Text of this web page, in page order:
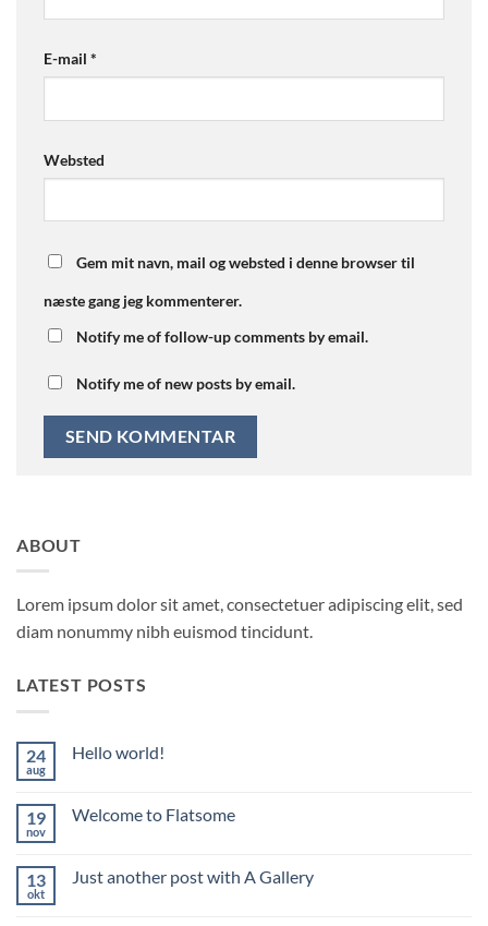
E-mail *
Websted
Gem mit navn, mail og websted i denne browser til
næste gang jeg kommenterer.
Notify me of follow-up comments by email.
Notify me of new posts by email.
ABOUT
Lorem ipsum dolor sit amet, consectetuer adipiscing elit, sed
diam nonummy nibh euismod tincidunt.
LATEST POSTS
24
aug
Hello world!
Hello
19
nov
Welcome to Flatsome
Welcome
13
okt
Just another post with A Gallery